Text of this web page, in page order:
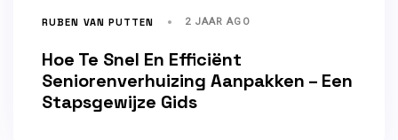
RUBEN VAN PUTTEN 2 JAAR AGO
Hoe Te Snel En Efficiënt
Seniorenverhuizing Aanpakken – Een
Stapsgewijze Gids